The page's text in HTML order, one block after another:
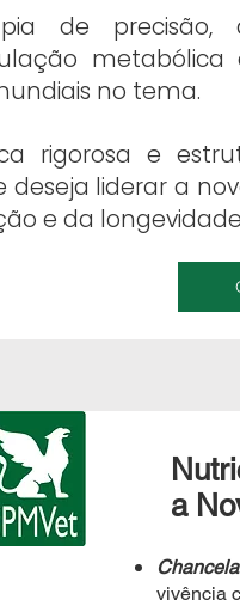
de precisão,
no tema.
rigorosa e
deseja liderar a
e da
a
vivência